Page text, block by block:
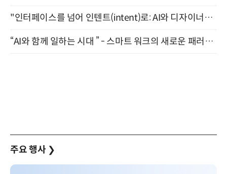
"인터페이스를 넘어 인텐트(intent)로: AI와 디자이너가 함께 만드는 공존의 UX" 강남역 (9/2)
“AI와 함께 일하는 시대 ” - 스마트 워크의 새로운 패러다임 (9/11)
주요 행사 ❯